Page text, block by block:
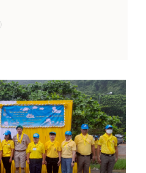
ตอเมริกา ประจำ
of the